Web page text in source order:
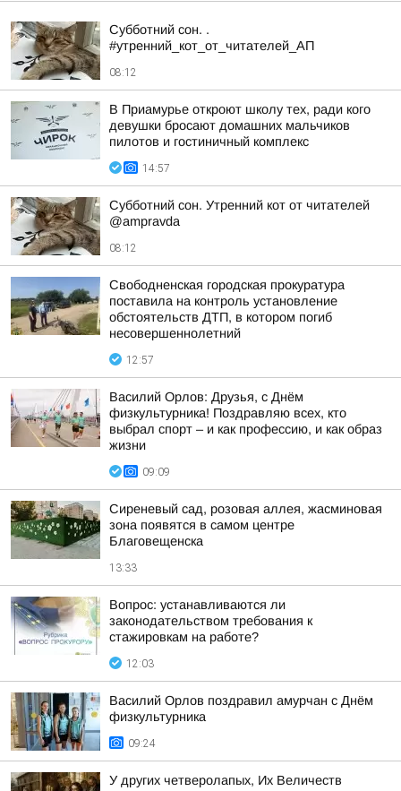
Субботний сон. .
#утренний_кот_от_читателей_АП
08:12
В Приамурье откроют школу тех, ради кого
девушки бросают домашних мальчиков
пилотов и гостиничный комплекс
14:57
Субботний сон. Утренний кот от читателей
@ampravda
08:12
Свободненская городская прокуратура
поставила на контроль установление
обстоятельств ДТП, в котором погиб
несовершеннолетний
12:57
Василий Орлов: Друзья, с Днём
физкультурника! Поздравляю всех, кто
выбрал спорт – и как профессию, и как образ
жизни
09:09
Сиреневый сад, розовая аллея, жасминовая
зона появятся в самом центре
Благовещенска
13:33
Вопрос: устанавливаются ли
законодательством требования к
стажировкам на работе?
12:03
Василий Орлов поздравил амурчан с Днём
физкультурника
09:24
У других четверолапых, Их Величеств